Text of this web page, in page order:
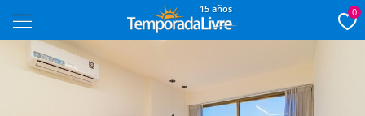
15 años 0